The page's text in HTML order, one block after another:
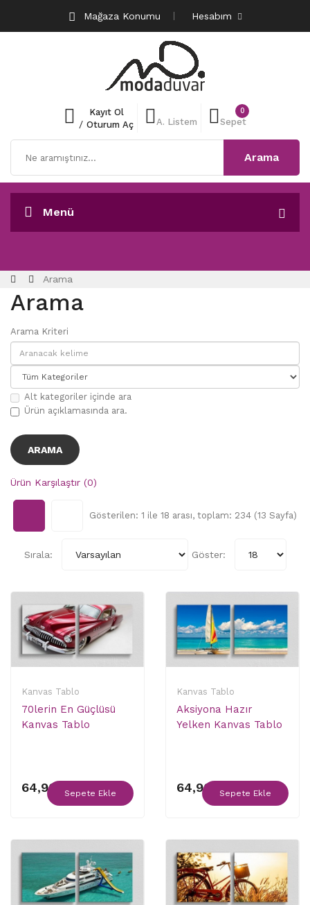
Mağaza Konumu Hesabım
Kayıt Ol
/ Oturum Aç A. Listem
0
Sepet
Arama
Menü
Arama
Arama
Arama Kriteri
Alt kategoriler içinde ara
Ürün açıklamasında ara.
Ürün Karşılaştır (0)
Gösterilen: 1 ile 18 arası, toplam: 234 (13 Sayfa)
Sırala: Göster:
Kanvas Tablo
70lerin En Güçlüsü
Kanvas Tablo
64,90 ₺Sepete Ekle
Kanvas Tablo
Aksiyona Hazır
Yelken Kanvas Tablo
64,90 ₺Sepete Ekle